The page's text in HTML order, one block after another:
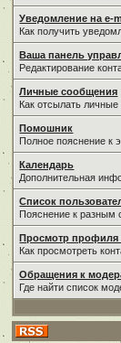
Уведомление на е-
Как получить
Ваша панель
Редактирование
Личные сообщения
Как отсылать
Помошник
Полное пояснение к
Календарь
Дополнительная
Список
Пояснение к разным
Просмотр профиля
Как просмотреть
Обращения к
Где найти список